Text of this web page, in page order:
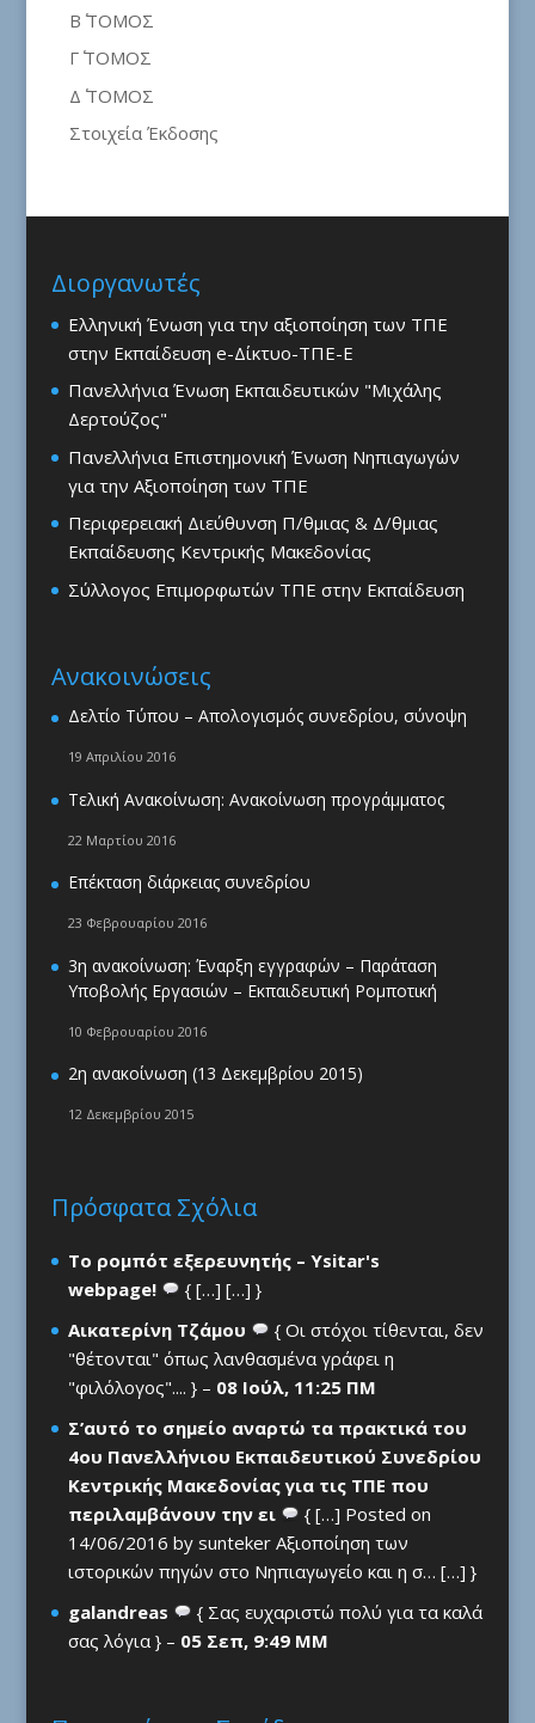
Β΄ ΤΟΜΟΣ
Γ΄ ΤΟΜΟΣ
Δ΄ ΤΟΜΟΣ
Στοιχεία Έκδοσης
Διοργανωτές
Ελληνική Ένωση για την αξιοποίηση των ΤΠΕ
στην Εκπαίδευση e-Δίκτυο-ΤΠΕ-Ε
Πανελλήνια Ένωση Εκπαιδευτικών "Μιχάλης
Δερτούζος"
Πανελλήνια Επιστημονική Ένωση Νηπιαγωγών
για την Αξιοποίηση των ΤΠΕ
Περιφερειακή Διεύθυνση Π/θμιας & Δ/θμιας
Εκπαίδευσης Κεντρικής Μακεδονίας
Σύλλογος Επιμορφωτών ΤΠΕ στην Εκπαίδευση
Ανακοινώσεις
Δελτίο Τύπου – Απολογισμός συνεδρίου, σύνοψη
19 Απριλίου 2016
Τελική Ανακοίνωση: Ανακοίνωση προγράμματος
22 Μαρτίου 2016
Επέκταση διάρκειας συνεδρίου
23 Φεβρουαρίου 2016
3η ανακοίνωση: Έναρξη εγγραφών – Παράταση
Υποβολής Εργασιών – Εκπαιδευτική Ρομποτική
10 Φεβρουαρίου 2016
2η ανακοίνωση (13 Δεκεμβρίου 2015)
12 Δεκεμβρίου 2015
Πρόσφατα Σχόλια
Το ρομπότ εξερευνητής – Ysitar's
webpage!
{ […] […] }
Αικατερίνη Τζάμου
{ Οι στόχοι τίθενται, δεν
"θέτονται" όπως λανθασμένα γράφει η
"φιλόλογος".... } – 08 Ιούλ, 11:25 ΠΜ
Σ’αυτό το σημείο αναρτώ τα πρακτικά του
4ου Πανελλήνιου Εκπαιδευτικού Συνεδρίου
Κεντρικής Μακεδονίας για τις ΤΠΕ που
περιλαμβάνουν την ει
{ […] Posted on
14/06/2016 by sunteker Αξιοποίηση των
ιστορικών πηγών στο Νηπιαγωγείο και η σ… […] }
galandreas
{ Σας ευχαριστώ πολύ για τα καλά
σας λόγια } – 05 Σεπ, 9:49 ΜΜ